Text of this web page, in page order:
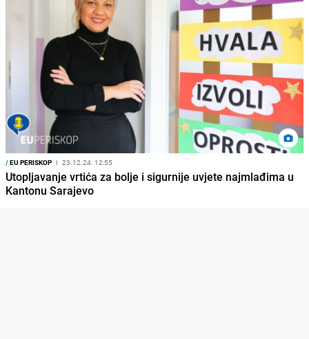
/EU PERISKOP I 23.12.24. 12:55
Utopljavanje vrtića za bolje i sigurnije uvjete najmlađima u
Kantonu Sarajevo